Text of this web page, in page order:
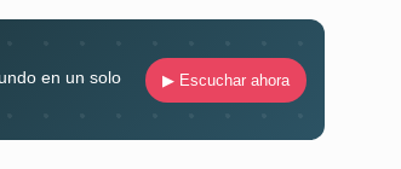
en un solo
▶ Escuchar ahora